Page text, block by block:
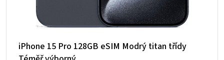
iPhone 15 Pro 128GB eSIM Modrý titan třídy